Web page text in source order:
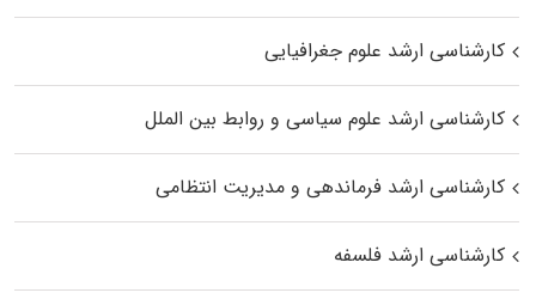
کارشناسی ارشد علوم جغرافیایی
کارشناسی ارشد علوم سیاسی و روابط بین الملل
کارشناسی ارشد فرماندهی و مدیریت انتظامی
کارشناسی ارشد فلسفه